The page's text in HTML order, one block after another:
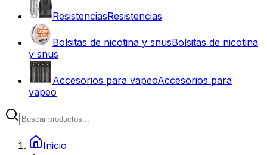
ResistenciasResistencias
Bolsitas de nicotina y snusBolsitas de nicotina
y snus
Accesorios para vapeoAccesorios para
vapeo
Inicio